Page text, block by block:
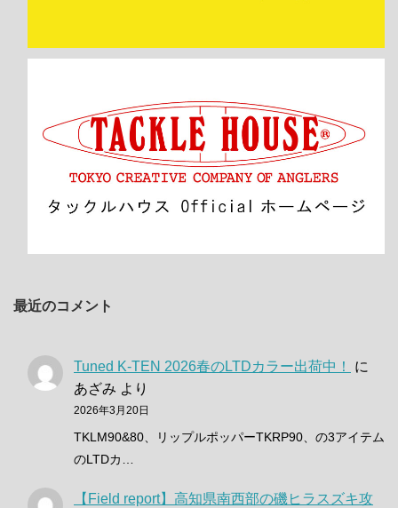
最近のコメント
Tuned K-TEN 2026春のLTDカラー出荷中！
に
あざみ より
2026年3月20日
TKLM90&80、リップルポッパーTKRP90、の3アイテム
のLTDカ…
【Field report】高知県南西部の磯ヒラスズキ攻